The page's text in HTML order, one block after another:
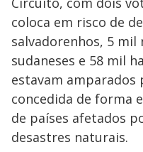
coloca em risco de
salvadorenhos, 5 mil
sudaneses e 58 mil
estavam
concedida de forma
de países afetados
desastres naturais.